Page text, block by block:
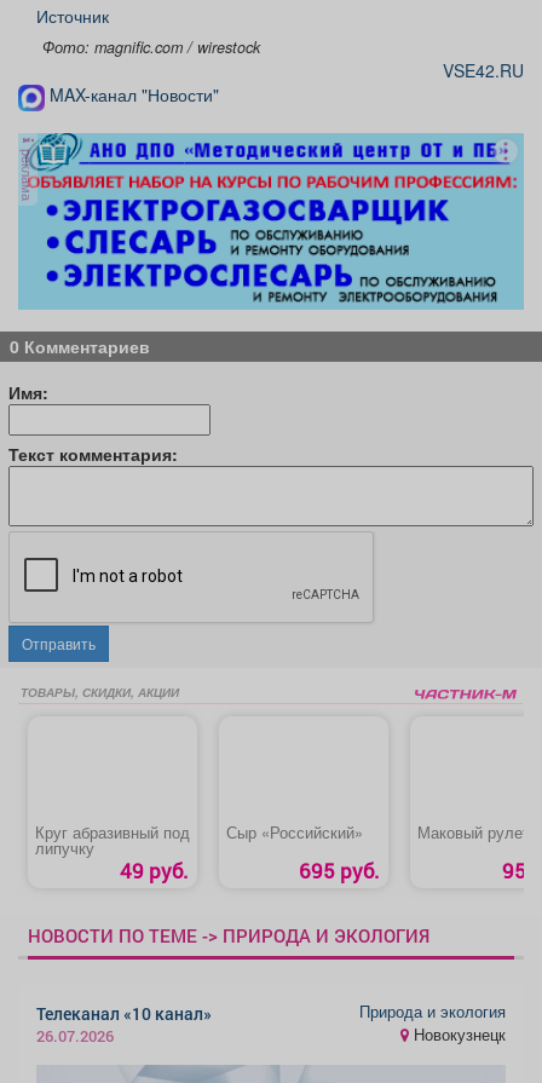
Источник
Фото: magnific.com / wirestock
VSE42.RU
MAX-канал "Новости"
реклама
0 Комментариев
Имя:
Текст комментария:
Отправить
ТОВАРЫ, СКИДКИ, АКЦИИ
Круг абразивный под
липучку
49 руб.
Сыр «Российский»
695 руб.
Маковый рулет
95
НОВОСТИ ПО ТЕМЕ -> ПРИРОДА И ЭКОЛОГИЯ
Телеканал «10 канал»
26.07.2026
Природа и экология
Новокузнецк